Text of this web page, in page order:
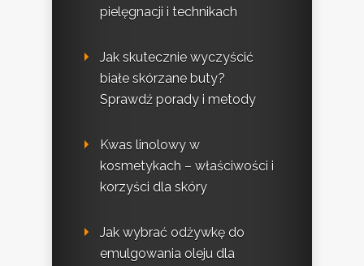
pielęgnacji i technikach
Jak skutecznie wyczyścić
białe skórzane buty?
Sprawdź porady i metody
Kwas linolowy w
kosmetykach – właściwości i
korzyści dla skóry
Jak wybrać odżywkę do
emulgowania oleju dla